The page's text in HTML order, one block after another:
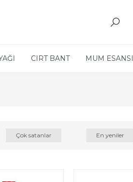
CIRT BANT MUM ESANSI
Çok satanlar En yeniler